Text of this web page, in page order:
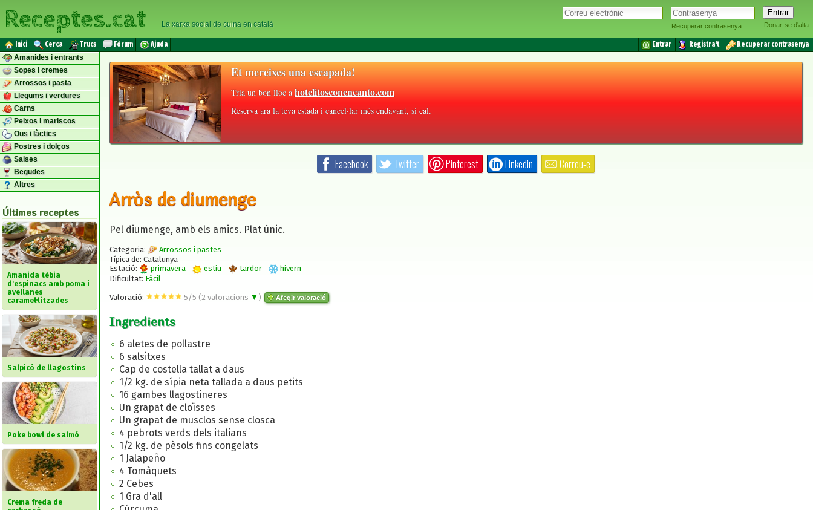
Recuperar contrasenya Donar-se d'alta
Receptes.cat La xarxa social de cuina en català
Inici Cerca Trucs Fòrum Ajuda Entrar Registra't
Recuperar contrasenya
Amanides i entrants
Sopes i cremes
Arrossos i pasta
Llegums i verdures
Carns
Peixos i mariscos
Ous i làctics
Postres i dolços
Salses
Begudes
Altres
Últimes receptes
Amanida tèbia
d'espinacs amb poma i
avellanes
caramel·litzades
Salpicó de llagostins
Poke bowl de salmó
Crema freda de
Et mereixes una escapada!
Tria un bon lloc ahotelitosconencanto.com
Reserva ara la teva estada i cancel·lar més endavant, si cal.
Facebook Twitter Pinterest Linkedin Correu-e
Arròs de diumenge
Pel diumenge, amb els amics. Plat únic.
Categoria:
Arrossos i pastes
Típica de: Catalunya
Estació:
primavera estiu tardor
hivern
Dificultat: Fàcil
Valoració: 5 /5 (2 valoracions ▼ ) Afegir valoració
Ingredients
6 aletes de pollastre
6 salsitxes
Cap de costella tallat a daus
1/2 kg. de sípia neta tallada a daus petits
16 gambes llagostineres
Un grapat de cloïsses
Un grapat de musclos sense closca
4 pebrots verds dels italians
1/2 kg. de pèsols fins congelats
1 Jalapeño
4 Tomàquets
2 Cebes
1 Gra d'all